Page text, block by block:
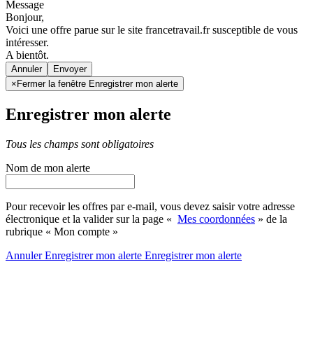
Message
Bonjour,
Voici une offre parue sur le site francetravail.fr susceptible de vous
intéresser.
A bientôt.
Annuler
× Fermer la fenêtre Enregistrer mon alerte
Enregistrer mon alerte
Tous les champs sont obligatoires
Nom de mon alerte
Pour recevoir les offres par e-mail, vous devez saisir votre adresse
électronique et la valider sur la page « Mes coordonnées » de la
rubrique « Mon compte »
AnnulerEnregistrer mon alerte Enregistrermon alerte